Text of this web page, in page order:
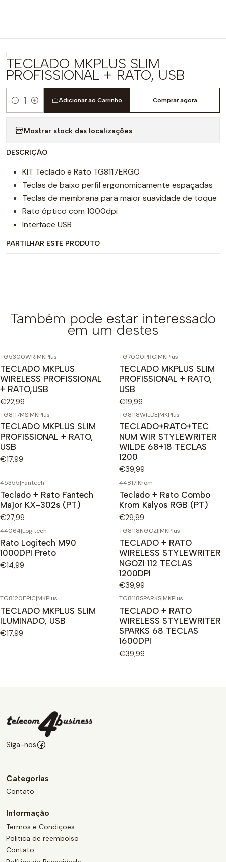
|
TECLADO MKPLUS SLIM
PROFISSIONAL + RATO, USB
Quantidade
Adicionar ao Carrinho Comprar agora
Mostrar stock das localizações
DESCRIÇÃO
KIT Teclado e Rato TG8117ERGO
Teclas de baixo perfil ergonomicamente espaçadas
Teclas de membrana para maior suavidade de toque
Rato óptico com 1000dpi
Interface USB
PARTILHAR ESTE PRODUTO
Também pode estar interessado
em um destes
TG5300WR|MKPlus
TECLADO MKPLUS
WIRELESS PROFISSIONAL
+ RATO,USB
€22,99
TG7000PRO|MKPlus
TECLADO MKPLUS SLIM
PROFISSIONAL + RATO,
USB
€19,99
TG8117MS|MKPlus
TECLADO MKPLUS SLIM
PROFISSIONAL + RATO,
USB
€17,99
TG8118WILDE|MKPlus
TECLADO+RATO+TEC
NUM WIR STYLEWRITER
WILDE 68+18 TECLAS
1200
€39,99
45355|Fantech
Teclado + Rato Fantech
Major KX-302s (PT)
€27,99
44817|Krom
Teclado + Rato Combo
Krom Kalyos RGB (PT)
€29,99
44064|Logitech
Rato Logitech M90
1000DPI Preto
€14,99
TG8118NGOZI|MKPlus
TECLADO + RATO
WIRELESS STYLEWRITER
NGOZI 112 TECLAS
1200DPI
€39,99
TG8120EPIC|MKPlus
TECLADO MKPLUS SLIM
ILUMINADO, USB
€17,99
TG8118SPARKS|MKPlus
TECLADO + RATO
WIRELESS STYLEWRITER
SPARKS 68 TECLAS
1600DPI
€39,99
Siga-nos
Categorias
Contato
Informação
Termos e Condições
Politica de reembolso
Contato